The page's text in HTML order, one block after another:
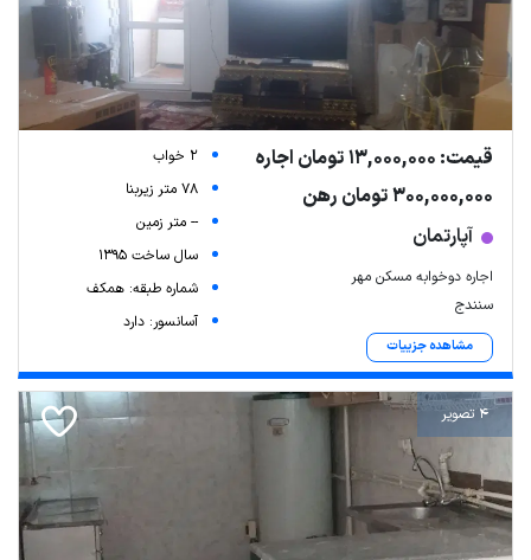
Leaflet ariamarz.com
قیمت: 13,000,000 تومان اجاره
300,000,000 تومان رهن
آپارتمان
اجاره دوخوابه مسکن مهر
سنندج
مشاهده جزییات
2 خواب
78 متر زیربنا
-- متر زمین
سال ساخت 1395
شماره طبقه: همکف
آسانسور: دارد
4 تصویر